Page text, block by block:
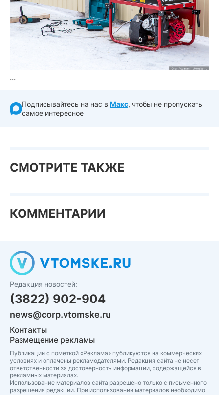
...
Подписывайтесь на нас в Макс, чтобы не пропускать
самое интересное
СМОТРИТЕ ТАКЖЕ
КОММЕНТАРИИ
Редакция новостей:
(3822) 902-904
news@corp.vtomske.ru
Контакты
Размещение рекламы
Публикации с пометкой «Реклама» публикуются на коммерческих
условиях и оплачены рекламодателями. Редакция сайта не несет
ответственности за достоверность информации, содержащейся в
рекламных материалах.
Использование материалов сайта разрешено только с письменного
разрешения редакции. При использовании материалов необходимо